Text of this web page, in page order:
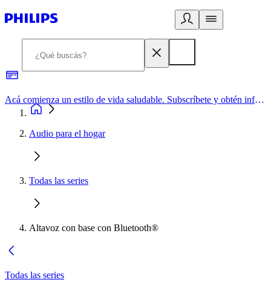
Acá comienza un estilo de vida saludable. Subscríbete y obtén información de primera mano
Audio para el hogar
Todas las series
Altavoz con base con Bluetooth®
Todas las series